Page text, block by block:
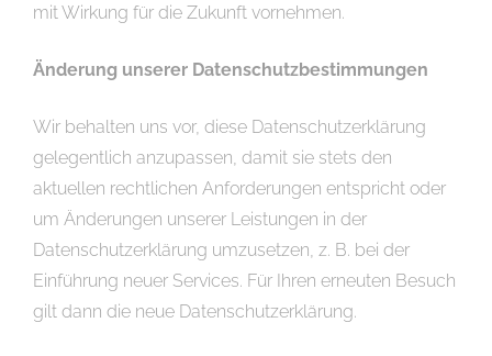
mit Wirkung für die Zukunft vornehmen.
Änderung unserer Datenschutzbestimmungen
Wir behalten uns vor, diese Datenschutzerklärung
gelegentlich anzupassen, damit sie stets den
aktuellen rechtlichen Anforderungen entspricht oder
um Änderungen unserer Leistungen in der
Datenschutzerklärung umzusetzen, z. B. bei der
Einführung neuer Services. Für Ihren erneuten Besuch
gilt dann die neue Datenschutzerklärung.